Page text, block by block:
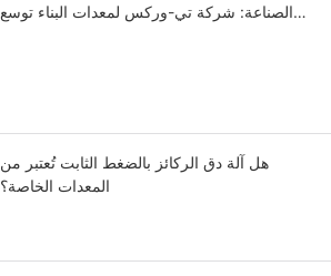
الصناعة: شركة تي-وركس لمعدات البناء توسع
هل آلة دق الركائز بالضغط الثابت تُعتبر من
المعدات الخاصة؟